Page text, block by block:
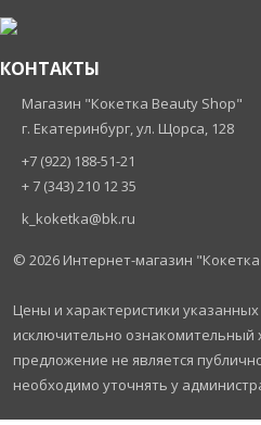
КОНТАКТЫ
Магазин "Кокетка Beauty Shop"
г. Екатеринбург, ул. Щорса, 128
+7 (922) 188-51-21
+ 7 (343) 210 12 35
k_koketka@bk.ru
© 2026 Интернет-магазин
Цены и характеристики
исключительно ознакомительный
предложение не является
необходимо уточнять у